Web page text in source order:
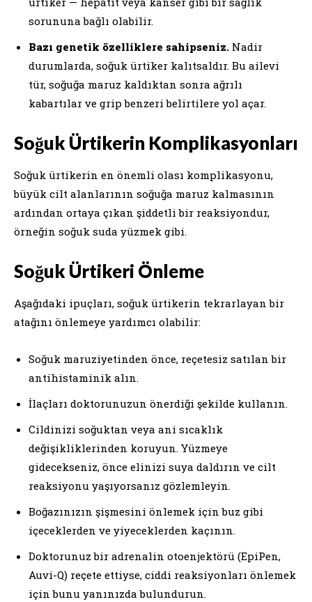
sorununa bağlı olabilir.
Bazı genetik özelliklere sahipseniz. Nadir
durumlarda, soğuk ürtiker kalıtsaldır. Bu ailevi
tür, soğuğa maruz kaldıktan sonra ağrılı
kabartılar ve grip benzeri belirtilere yol açar.
Soğuk Ürtikerin Komplikasyonları
Soğuk ürtikerin en önemli olası komplikasyonu,
büyük cilt alanlarının soğuğa maruz kalmasının
ardından ortaya çıkan şiddetli bir reaksiyondur,
örneğin soğuk suda yüzmek gibi.
Soğuk Ürtikeri Önleme
Aşağıdaki ipuçları, soğuk ürtikerin tekrarlayan bir
atağını önlemeye yardımcı olabilir:
Soğuk maruziyetinden önce, reçetesiz satılan bir
antihistaminik alın.
İlaçları doktorunuzun önerdiği şekilde kullanın.
Cildinizi soğuktan veya ani sıcaklık
değişikliklerinden koruyun. Yüzmeye
gidecekseniz, önce elinizi suya daldırın ve cilt
reaksiyonu yaşıyorsanız gözlemleyin.
Boğazınızın şişmesini önlemek için buz gibi
içeceklerden ve yiyeceklerden kaçının.
Doktorunuz bir adrenalin otoenjektörü (EpiPen,
Auvi-Q) reçete ettiyse, ciddi reaksiyonları önlemek
için bunu yanınızda bulundurun.